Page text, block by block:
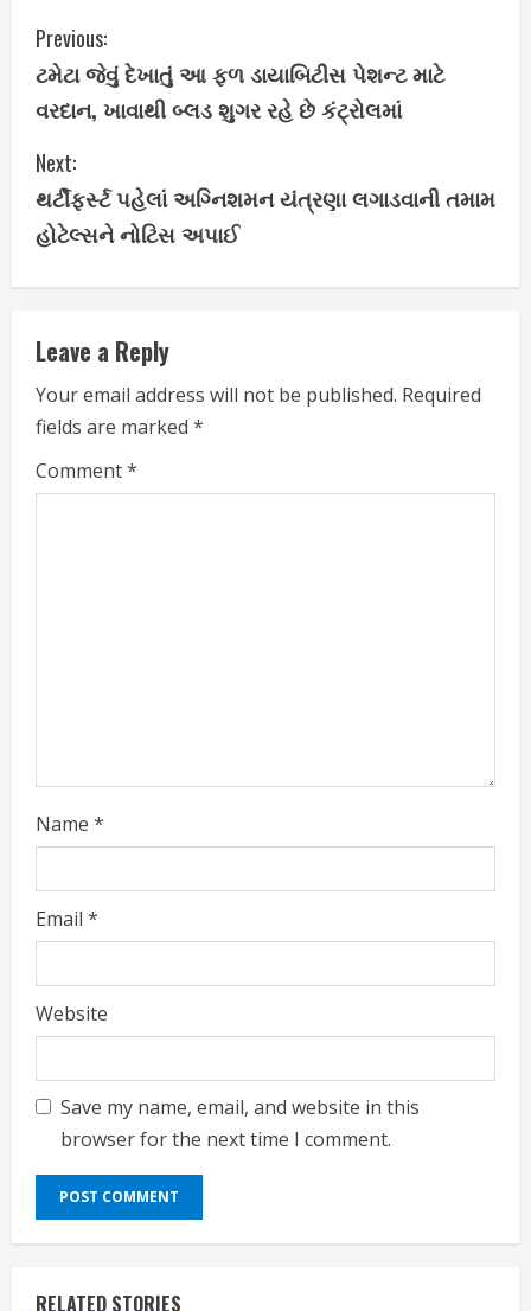
C
o
n
t
i
n
u
e
R
e
Previous:
ટમેટા જેવું દેખાતું આ ફળ ડાયાબિટીસ પેશન્ટ માટે
વરદાન, ખાવાથી બ્લડ શુગર રહે છે કંટ્રોલમાં
Next:
થર્ટીફર્સ્ટ પહેલાં અગ્નિશમન યંત્રણા લગાડવાની તમામ
હોટેલ્સને નોટિસ અપાઈ
Leave a Reply
Your email address will not be published. Required
fields are marked *
Comment*
Name *
Email *
Website
Save my name, email, and website in this
browser for the next time I comment.
RELATED STORIES